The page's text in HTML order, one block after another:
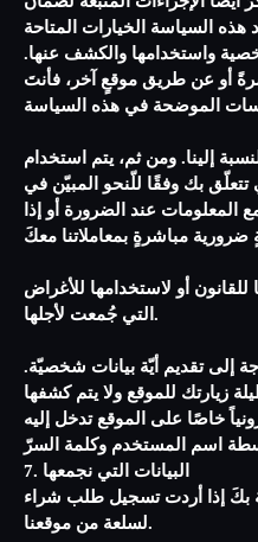
السياسة الخيارات المتاحة
واستخدامها والكشف عنها.
أو عن طريق موقعٍ آخر، فأنتَ
إلينا. ومن ثم، يتم استخدام
بك وفقًا للّنحو المبيّن في
عند الضرورة أو إذا
للقانون أو لاستخدامها للأغراض
التي جُمعت لأجلها.
إلى تقديم أيّة بيانات شخصيّة.
زيارتك للموقع ولا يتم كشفها
خاصًا على الموقع تدخل إليه
7. البيانات التي نجمعها
بكَ إذا أردت تسجيل طلب شراء
لسلعة من موقعنا.